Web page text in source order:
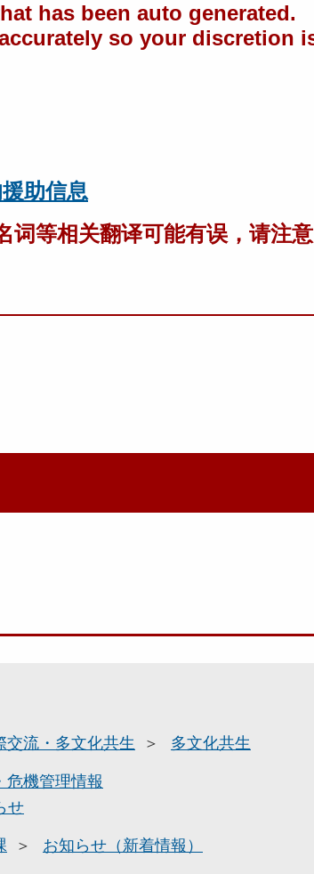
has been auto generated.
so your discretion
助信息
词等相关翻译可能有误，请注
交流・多文化共生 多文化共生
危機管理情報
せ
お知らせ（新着情報）